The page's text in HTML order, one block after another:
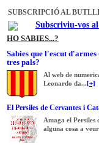
SUBSCRIPCIÓ AL
Subscriviu-vos
HO SABIES...?
Sabies que l'escut
tres pals?
Al web de
Leonardo da... [+]
El Persiles de Cervantes i
Amaga el Persiles
alguna cosa a